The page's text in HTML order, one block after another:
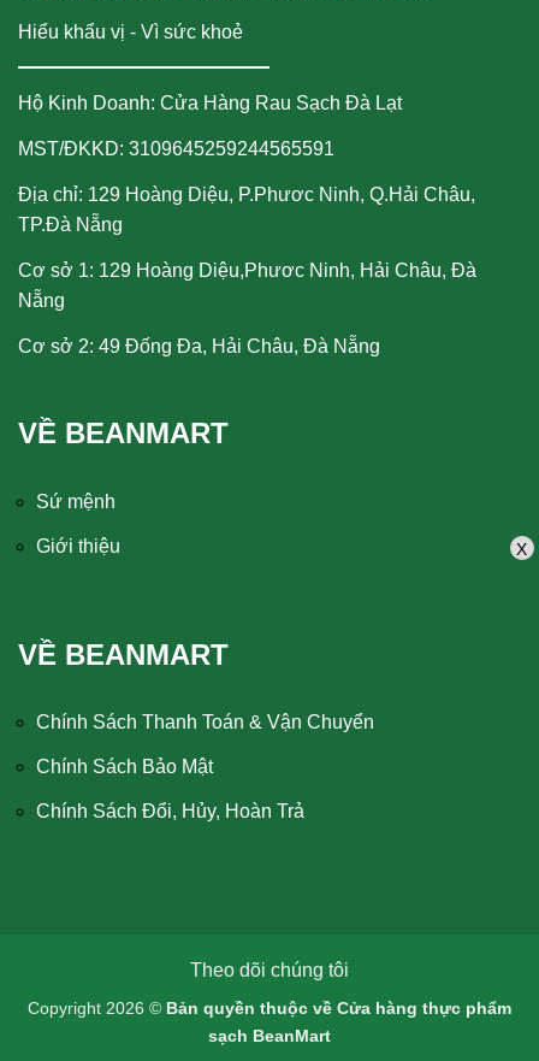
X
Hiểu khẩu vị - Vì sức khoẻ
Hộ Kinh Doanh: Cửa Hàng Rau Sạch Đà Lạt
MST/ĐKKD: 3109645259244565591
Địa chỉ: 129 Hoàng Diệu, P.Phươc Ninh, Q.Hải Châu,
TP.Đà Nẵng
Cơ sở 1: 129 Hoàng Diệu,Phươc Ninh, Hải Châu, Đà
Nẵng
Cơ sở 2: 49 Đống Đa, Hải Châu, Đà Nẵng
VỀ BEANMART
Sứ mệnh
Giới thiệu
VỀ BEANMART
Chính Sách Thanh Toán & Vận Chuyển
Chính Sách Bảo Mật
Chính Sách Đổi, Hủy, Hoàn Trả
Theo dõi chúng tôi
Copyright 2026 © Bản quyền thuộc về Cửa hàng thực phẩm
sạch BeanMart